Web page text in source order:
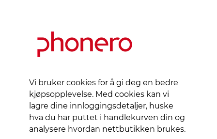
Vi bruker cookies for å gi deg en bedre
kjøpsopplevelse. Med cookies kan vi
lagre dine innloggingsdetaljer, huske
hva du har puttet i handlekurven din og
analysere hvordan nettbutikken brukes.
ultimate
Konstruert
for
støtsikring
opptil 5
meter (16